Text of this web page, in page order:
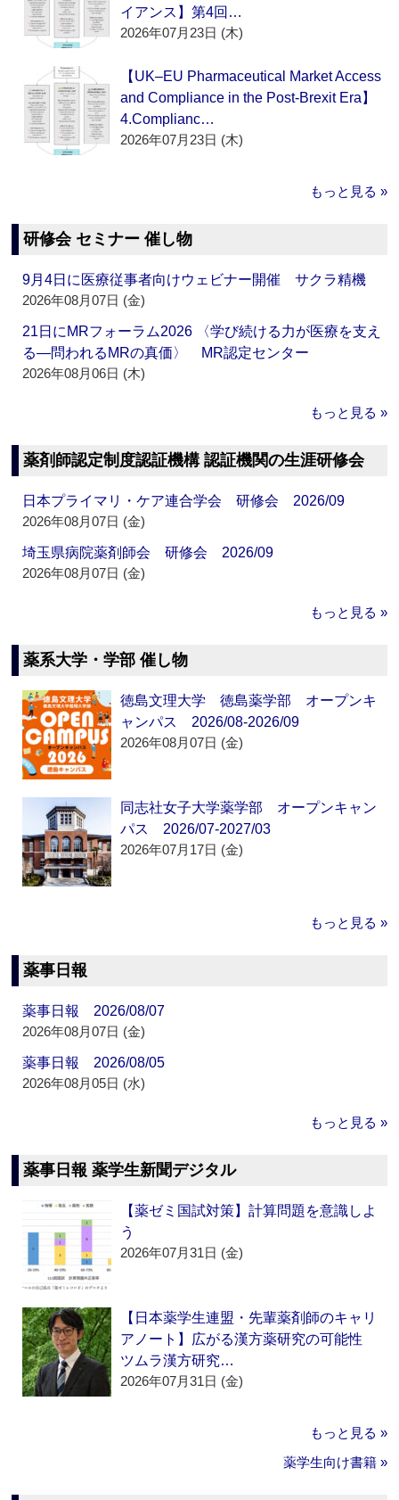
イアンス】第4回…
2026年07月23日 (木)
【UK–EU Pharmaceutical Market Access
and Compliance in the Post-Brexit Era】
4.Complianc…
2026年07月23日 (木)
もっと見る »
研修会 セミナー 催し物
9月4日に医療従事者向けウェビナー開催 サクラ精機
2026年08月07日 (金)
21日にMRフォーラム2026 〈学び続ける力が医療を支え
る―問われるMRの真価〉 MR認定センター
2026年08月06日 (木)
もっと見る »
薬剤師認定制度認証機構 認証機関の生涯研修会
日本プライマリ・ケア連合学会 研修会 2026/09
2026年08月07日 (金)
埼玉県病院薬剤師会 研修会 2026/09
2026年08月07日 (金)
もっと見る »
薬系大学・学部 催し物
徳島文理大学 徳島薬学部 オープンキ
ャンパス 2026/08-2026/09
2026年08月07日 (金)
同志社女子大学薬学部 オープンキャン
パス 2026/07-2027/03
2026年07月17日 (金)
もっと見る »
薬事日報
薬事日報 2026/08/07
2026年08月07日 (金)
薬事日報 2026/08/05
2026年08月05日 (水)
もっと見る »
薬事日報 薬学生新聞デジタル
【薬ゼミ国試対策】計算問題を意識しよ
う
2026年07月31日 (金)
【日本薬学生連盟・先輩薬剤師のキャリ
アノート】広がる漢方薬研究の可能性
ツムラ漢方研究…
2026年07月31日 (金)
もっと見る »
薬学生向け書籍 »